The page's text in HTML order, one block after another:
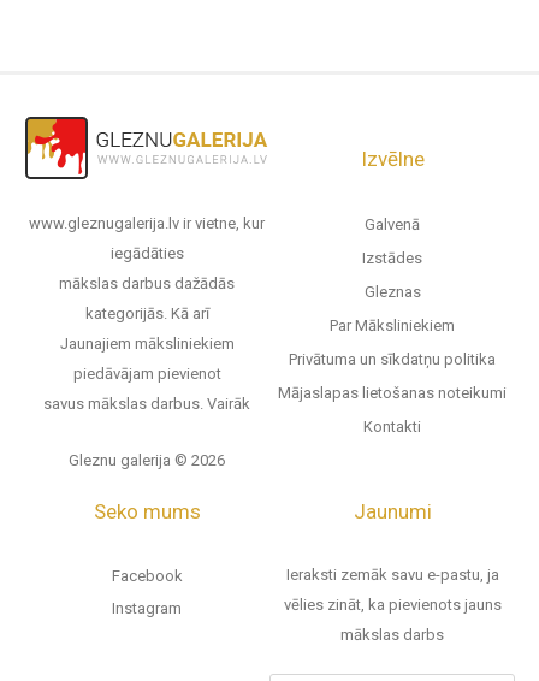
www.gleznugalerija.lv ir vietne, kur
iegādāties
mākslas darbus dažādās
kategorijās. Kā arī
Jaunajiem māksliniekiem
piedāvājam pievienot
savus mākslas darbus. Vairāk
Gleznu galerija © 2026
Izvēlne
Galvenā
Izstādes
Gleznas
Par Māksliniekiem
Privātuma un sīkdatņu politika
Mājaslapas lietošanas noteikumi
Kontakti
Seko mums
Facebook
Instagram
Jaunumi
Ieraksti zemāk savu e-pastu, ja
vēlies zināt, ka pievienots jauns
mākslas darbs